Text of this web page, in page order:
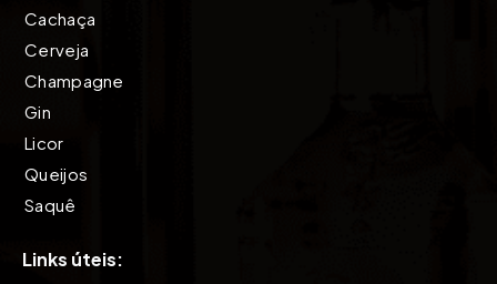
Cachaça
Cerveja
Champagne
Gin
Licor
Queijos
Saquê
Vinho
Links úteis: